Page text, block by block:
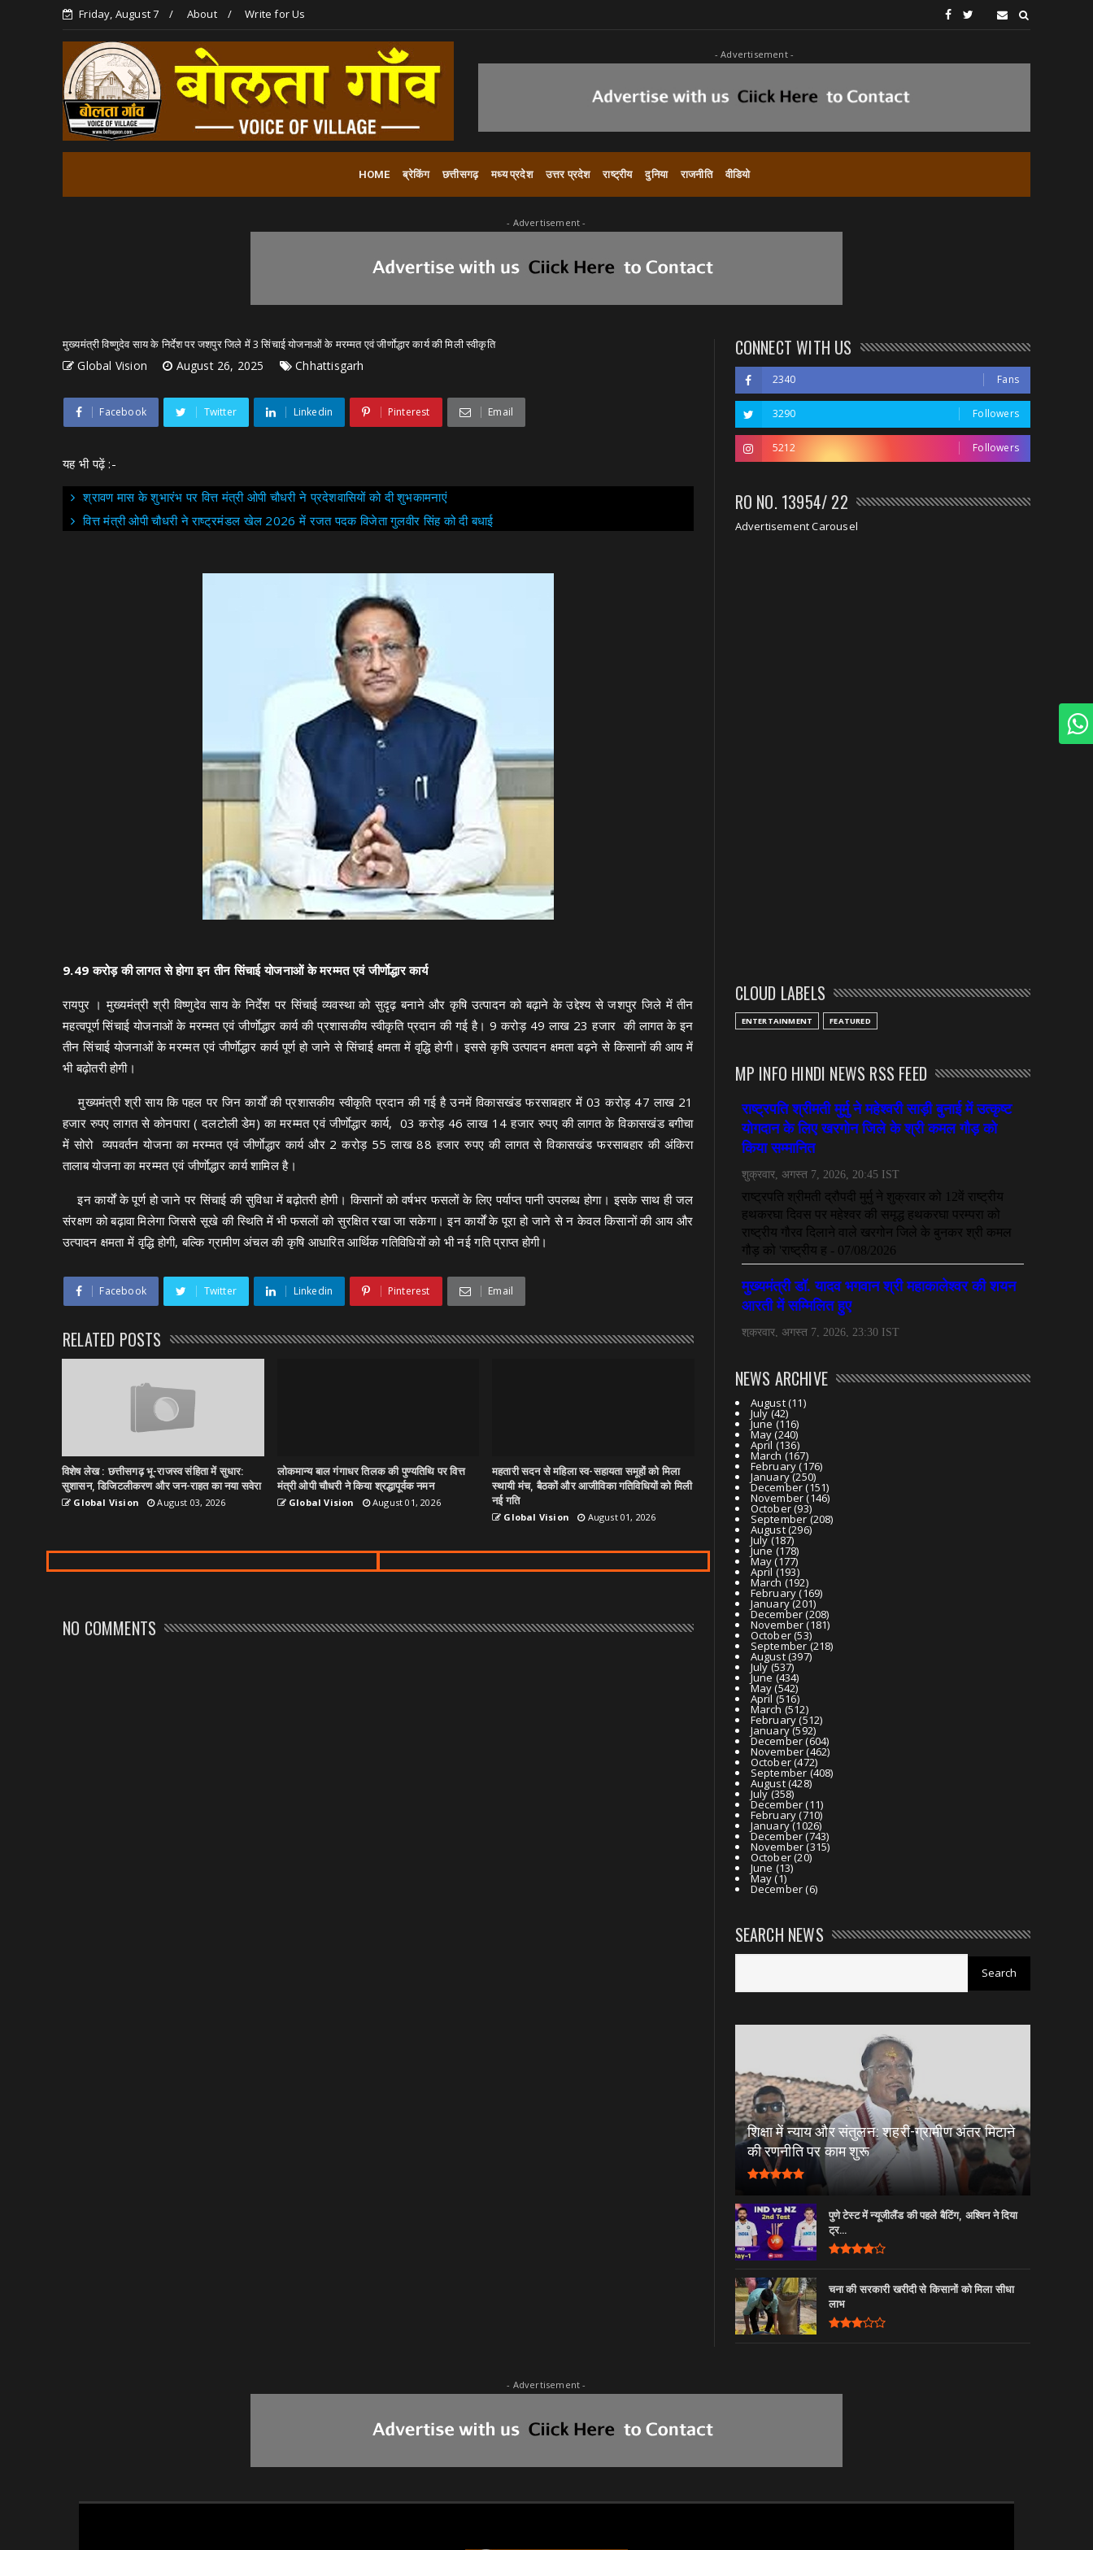
Friday, August 7 About Write for Us
- Advertisement -
HOME ब्रेकिंग छत्तीसगढ़ मध्य प्रदेश उत्तर प्रदेश राष्ट्रीय दुनिया राजनीति वीडियो
- Advertisement -
मुख्यमंत्री विष्णुदेव साय के निर्देश पर जशपुर जिले में 3 सिंचाई योजनाओं के मरम्मत एवं जीर्णाेद्धार कार्य की मिली स्वीकृति
Global Vision August 26, 2025 Chhattisgarh
Facebook Twitter Linkedin Pinterest Email
यह भी पढ़ें :-
श्रावण मास के शुभारंभ पर वित्त मंत्री ओपी चौधरी ने प्रदेशवासियों को दी शुभकामनाएं
वित्त मंत्री ओपी चौधरी ने राष्ट्रमंडल खेल 2026 में रजत पदक विजेता गुलवीर सिंह को दी बधाई
9.49 करोड़ की लागत से होगा इन तीन सिंचाई योजनाओं के मरम्मत एवं जीर्णाेद्धार कार्य
रायपुर । मुख्यमंत्री श्री विष्णुदेव साय के निर्देश पर सिंचाई व्यवस्था को सुदृढ़ बनाने और कृषि उत्पादन को बढ़ाने के उद्देश्य से जशपुर जिले में तीन
महत्वपूर्ण सिंचाई योजनाओं के मरम्मत एवं जीर्णाेद्धार कार्य की प्रशासकीय स्वीकृति प्रदान की गई है। 9 करोड़ 49 लाख 23 हजार की लागत के इन
तीन सिंचाई योजनाओं के मरम्मत एवं जीर्णाेद्धार कार्य पूर्ण हो जाने से सिंचाई क्षमता में वृद्धि होगी। इससे कृषि उत्पादन क्षमता बढ़ने से किसानों की आय में
भी बढ़ोतरी होगी।
मुख्यमंत्री श्री साय कि पहल पर जिन कार्यों की प्रशासकीय स्वीकृति प्रदान की गई है उनमें विकासखंड फरसाबहार में 03 करोड़ 47 लाख 21
हजार रुपए लागत से कोनपारा ( दलटोली डेम) का मरम्मत एवं जीर्णाेद्धार कार्य, 03 करोड़ 46 लाख 14 हजार रुपए की लागत के विकासखंड बगीचा
में सोरो व्यपवर्तन योजना का मरम्मत एवं जीर्णाेद्धार कार्य और 2 करोड़ 55 लाख 88 हजार रुपए की लागत से विकासखंड फरसाबहार की अंकिरा
तालाब योजना का मरम्मत एवं जीर्णाेद्धार कार्य शामिल है।
इन कार्यों के पूर्ण हो जाने पर सिंचाई की सुविधा में बढ़ोतरी होगी। किसानों को वर्षभर फसलों के लिए पर्याप्त पानी उपलब्ध होगा। इसके साथ ही जल
संरक्षण को बढ़ावा मिलेगा जिससे सूखे की स्थिति में भी फसलों को सुरक्षित रखा जा सकेगा। इन कार्यों के पूरा हो जाने से न केवल किसानों की आय और
उत्पादन क्षमता में वृद्धि होगी, बल्कि ग्रामीण अंचल की कृषि आधारित आर्थिक गतिविधियों को भी नई गति प्राप्त होगी।
Facebook Twitter Linkedin Pinterest Email
RELATED POSTS
विशेष लेख : छत्तीसगढ़ भू-राजस्व संहिता में सुधार:
सुशासन, डिजिटलीकरण और जन-राहत का नया सवेरा
Global Vision August 03, 2026
लोकमान्य बाल गंगाधर तिलक की पुण्यतिथि पर वित्त
मंत्री ओपी चौधरी ने किया श्रद्धापूर्वक नमन
Global Vision August 01, 2026
महतारी सदन से महिला स्व-सहायता समूहों को मिला
स्थायी मंच, बैठकों और आजीविका गतिविधियों को मिली
नई गति
Global Vision August 01, 2026
NO COMMENTS
CONNECT WITH US
2340 Fans
3290 Followers
5212 Followers
RO NO. 13954/ 22
Advertisement Carousel
CLOUD LABELS
ENTERTAINMENT FEATURED
MP INFO HINDI NEWS RSS FEED
NEWS ARCHIVE
August(11)
July(42)
June(116)
May(240)
April (136)
March (167)
February(176)
January(250)
December(151)
November(146)
October(93)
September(208)
August(296)
July(187)
June(178)
May(177)
April (193)
March (192)
February(169)
January(201)
December(208)
November(181)
October(53)
September(218)
August(397)
July(537)
June(434)
May(542)
April (516)
March (512)
February(512)
January(592)
December(604)
November(462)
October(472)
September (408)
August(428)
July(358)
December(11)
February(710)
January(1026)
December(743)
November(315)
October(20)
June (13)
May(1)
December(6)
SEARCH NEWS
शिक्षा में न्याय और संतुलन: शहरी-ग्रामीण अंतर मिटाने
की रणनीति पर काम शुरू
पुणे टेस्ट में न्यूजीलैंड की पहले बैटिंग, अश्विन ने दिया
ट्र...
चना की सरकारी खरीदी से किसानों को मिला सीधा
लाभ
- Advertisement -